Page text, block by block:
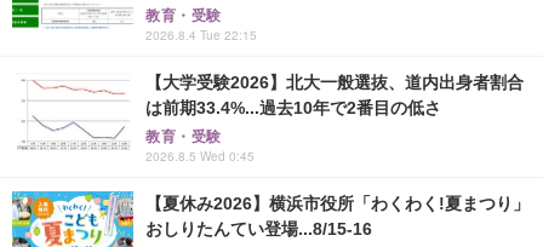
教育・受験
2026.8.4 Tue 22:15
【大学受験2026】北大一般選抜、道内出身者割合
は前期33.4%...過去10年で2番目の低さ
教育・受験
2026.8.5 Wed 0:45
【夏休み2026】横浜市役所「わくわく!夏まつり」
おしりたんてい登場...8/15-16